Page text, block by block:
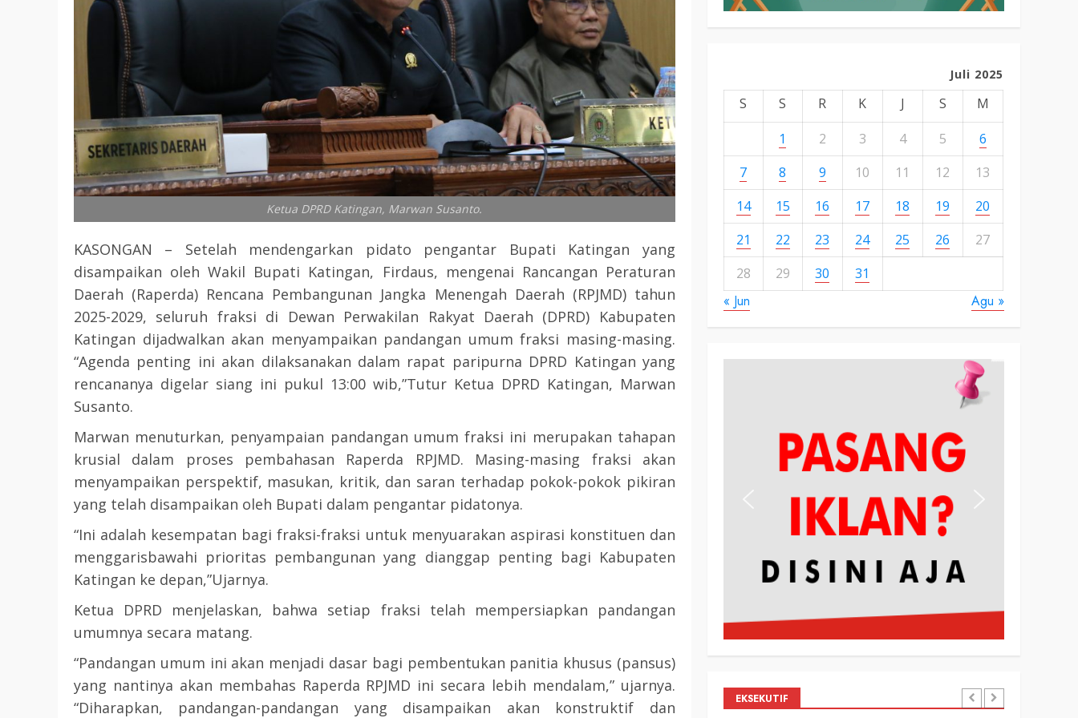
Ketua DPRD Katingan, Marwan Susanto.
KASONGAN – Setelah mendengarkan pidato pengantar Bupati Katingan yang
disampaikan oleh Wakil Bupati Katingan, Firdaus, mengenai Rancangan Peraturan
Daerah (Raperda) Rencana Pembangunan Jangka Menengah Daerah (RPJMD) tahun
2025-2029, seluruh fraksi di Dewan Perwakilan Rakyat Daerah (DPRD) Kabupaten
Katingan dijadwalkan akan menyampaikan pandangan umum fraksi masing-masing.
“Agenda penting ini akan dilaksanakan dalam rapat paripurna DPRD Katingan yang
rencananya digelar siang ini pukul 13:00 wib,”Tutur Ketua DPRD Katingan, Marwan
Susanto.
Marwan menuturkan, penyampaian pandangan umum fraksi ini merupakan tahapan
krusial dalam proses pembahasan Raperda RPJMD. Masing-masing fraksi akan
menyampaikan perspektif, masukan, kritik, dan saran terhadap pokok-pokok pikiran
yang telah disampaikan oleh Bupati dalam pengantar pidatonya.
“Ini adalah kesempatan bagi fraksi-fraksi untuk menyuarakan aspirasi konstituen dan
menggarisbawahi prioritas pembangunan yang dianggap penting bagi Kabupaten
Katingan ke depan,”Ujarnya.
Ketua DPRD menjelaskan, bahwa setiap fraksi telah mempersiapkan pandangan
umumnya secara matang.
“Pandangan umum ini akan menjadi dasar bagi pembentukan panitia khusus (pansus)
yang nantinya akan membahas Raperda RPJMD ini secara lebih mendalam,” ujarnya.
“Diharapkan, pandangan-pandangan yang disampaikan akan konstruktif dan
Juli 2025
S S R K J S
M
1
2 3 4 5
6
7
8 9 10 11 12
13
14
15 16 17 18 19
20
21
22 23 24 25 26
27
28
29 30 31
« Jun Agu »
EKSEKUTIF